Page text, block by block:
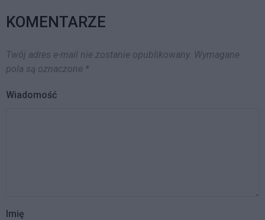
KOMENTARZE
Twój adres e-mail nie zostanie opublikowany. Wymagane
pola są oznaczone *
Wiadomość
Imię